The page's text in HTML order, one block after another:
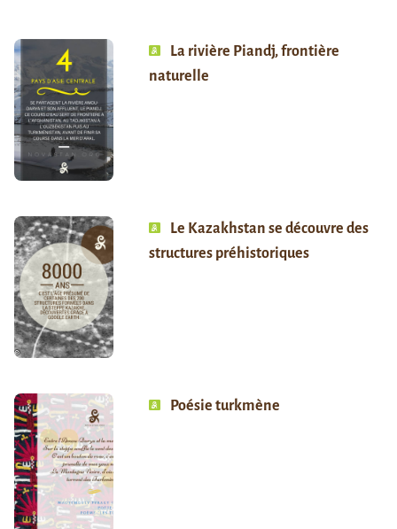
La rivière Piandj, frontière
naturelle
Le Kazakhstan se découvre des
structures préhistoriques
Poésie turkmène